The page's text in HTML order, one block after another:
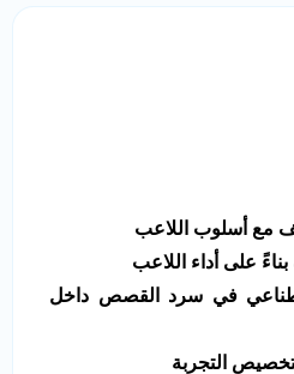
في سرد القصص داخل